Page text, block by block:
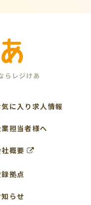
気に入り求人情報
担当者様へ
概要
拠点
知らせ